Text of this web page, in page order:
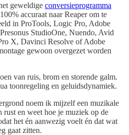
geweldige conversieprogramma
accuraat naar Reaper om te
in ProTools, Logic Pro, Adobe
StudioOne, Nuendo, Avid
X, Davinci Resolve of Adobe
gewoon overgezet worden
van ruis, brom en storende galm.
toonregeling en geluidsdynamiek.
noem ik mijzelf een muzikale
en weet hoe je muziek op de
het én aanwezig voelt én dat wat
gaat zitten.